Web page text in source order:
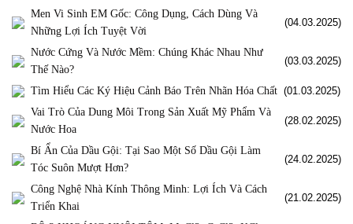
Men Vi Sinh EM Gốc: Công Dụng, Cách Dùng Và
Những Lợi Ích Tuyệt Vời
(04.03.2025)
Nước Cứng Và Nước Mềm: Chúng Khác Nhau Như
Thế Nào?
(03.03.2025)
Tìm Hiểu Các Ký Hiệu Cảnh Báo Trên Nhãn Hóa Chất (01.03.2025)
Vai Trò Của Dung Môi Trong Sản Xuất Mỹ Phẩm Và
Nước Hoa
(28.02.2025)
Bí Ẩn Của Dầu Gội: Tại Sao Một Số Dầu Gội Làm
Tóc Suôn Mượt Hơn?
(24.02.2025)
Công Nghệ Nhà Kính Thông Minh: Lợi Ích Và Cách
Triển Khai
(21.02.2025)